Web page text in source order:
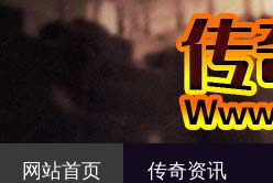
网站首页 传奇资讯